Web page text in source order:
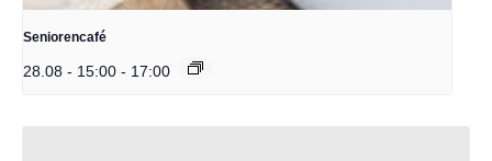
Seniorencafé
28.08 - 15:00 - 17:00